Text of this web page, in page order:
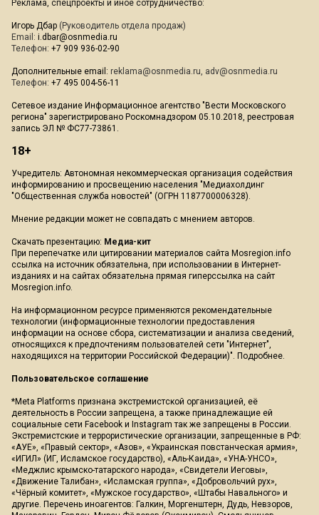
Реклама, спецпроекты и иное сотрудничество:
Игорь Дбар (Руководитель отдела продаж)
Email: i.dbar@osnmedia.ru
Телефон: +7 909 936-02-90
Дополнительные email: reklama@osnmedia.ru, adv@osnmedia.ru
Телефон: +7 495 004-56-11
Сетевое издание Информационное агентство "Вести Московского
региона" зарегистрировано Роскомнадзором 05.10.2018, реестровая
запись ЭЛ № ФС77-73861.
18+
Учредитель: Автономная некоммерческая организация содействия
информированию и просвещению населения "Медиахолдинг
"Общественная служба новостей" (ОГРН 1187700006328).
Мнение редакции может не совпадать с мнением авторов.
Скачать презентацию: Медиа-кит
При перепечатке или цитировании материалов сайта Mosregion.info
ссылка на источник обязательна, при использовании в Интернет-
изданиях и на сайтах обязательна прямая гиперссылка на сайт
Mosregion.info.
На информационном ресурсе применяются рекомендательные
технологии (информационные технологии предоставления
информации на основе сбора, систематизации и анализа сведений,
относящихся к предпочтениям пользователей сети "Интернет",
находящихся на территории Российской Федерации)". Подробнее.
Пользовательское соглашение
*Meta Platforms признана экстремистской организацией, её
деятельность в России запрещена, а также принадлежащие ей
социальные сети Facebook и Instagram так же запрещены в России.
Экстремистские и террористические организации, запрещенные в РФ:
«АУЕ», «Правый сектор», «Азов», «Украинская повстанческая армия»,
«ИГИЛ» (ИГ, Исламское государство), «Аль-Каида», «УНА-УНСО»,
«Меджлис крымско-татарского народа», «Свидетели Иеговы»,
«Движение Талибан», «Исламская группа», «Добровольчий рух»,
«Чёрный комитет», «Мужское государство», «Штабы Навального» и
другие. Перечень иноагентов: Галкин, Моргенштерн, Дудь, Невзоров,